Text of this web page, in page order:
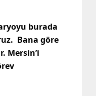
burada
Bana göre
Mersin’i